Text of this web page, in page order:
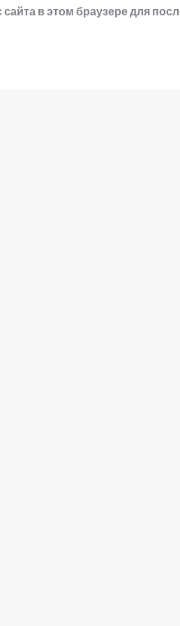
сайта в этом браузере для